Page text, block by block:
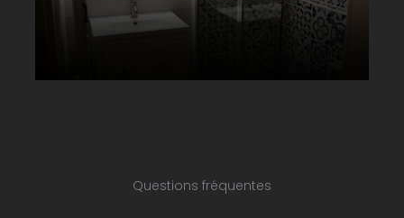
Questions fréquentes